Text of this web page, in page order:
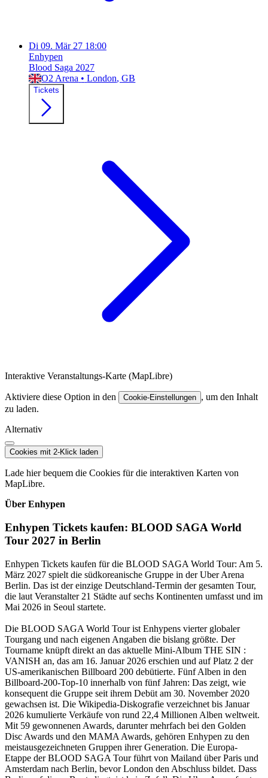
Di 09. Mär 27 18:00
Enhypen
Blood Saga 2027
O2 Arena • London, GB
Tickets
Interaktive Veranstaltungs-Karte (MapLibre)
Aktiviere diese Option in den Cookie-Einstellungen , um den Inhalt
zu laden.
Alternativ
Cookies mit 2-Klick laden
Lade hier bequem die Cookies für die interaktiven Karten von
MapLibre.
Über Enhypen
Enhypen Tickets kaufen: BLOOD SAGA World
Tour 2027 in Berlin
Enhypen Tickets kaufen für die BLOOD SAGA World Tour: Am 5.
März 2027 spielt die südkoreanische Gruppe in der Uber Arena
Berlin. Das ist der einzige Deutschland-Termin der gesamten Tour,
die laut Veranstalter 21 Städte auf sechs Kontinenten umfasst und im
Mai 2026 in Seoul startete.
Die BLOOD SAGA World Tour ist Enhypens vierter globaler
Tourgang und nach eigenen Angaben die bislang größte. Der
Tourname knüpft direkt an das aktuelle Mini-Album THE SIN :
VANISH an, das am 16. Januar 2026 erschien und auf Platz 2 der
US-amerikanischen Billboard 200 debütierte. Fünf Alben in den
Billboard-200-Top-10 innerhalb von fünf Jahren: Das zeigt, wie
konsequent die Gruppe seit ihrem Debüt am 30. November 2020
gewachsen ist. Die Wikipedia-Diskografie verzeichnet bis Januar
2026 kumulierte Verkäufe von rund 22,4 Millionen Alben weltweit.
Mit 59 gewonnenen Awards, darunter mehrfach bei den Golden
Disc Awards und den MAMA Awards, gehören Enhypen zu den
meistausgezeichneten Gruppen ihrer Generation. Die Europa-
Etappe der BLOOD SAGA Tour führt von Mailand über Paris und
Amsterdam nach Berlin, bevor London den Abschluss bildet. Dass